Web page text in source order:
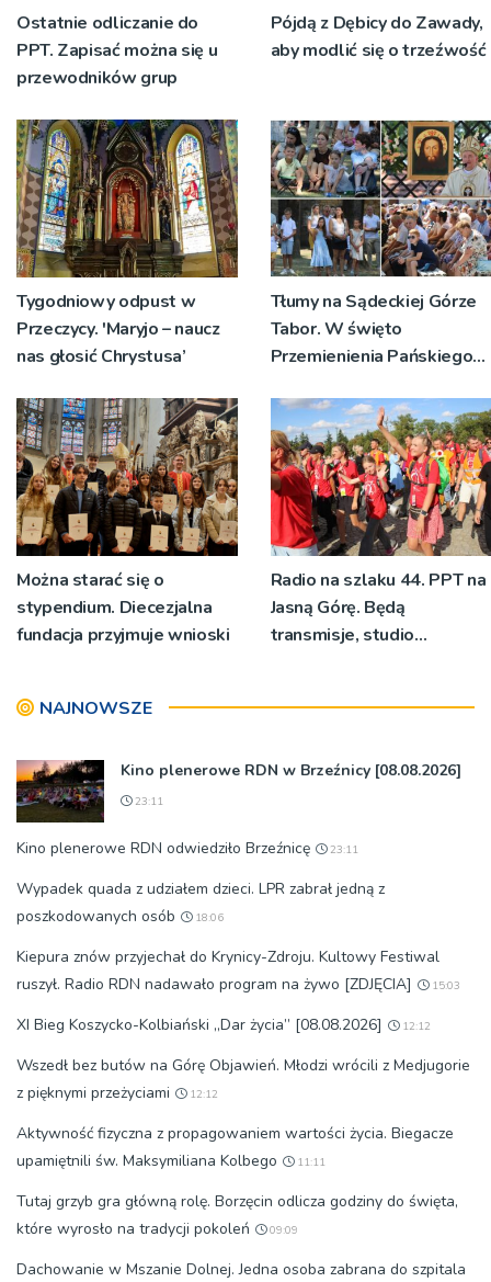
Ostatnie odliczanie do
PPT. Zapisać można się u
przewodników grup
Pójdą z Dębicy do Zawady,
aby modlić się o trzeźwość
Tygodniowy odpust w
Przeczycy. 'Maryjo – naucz
nas głosić Chrystusa’
Tłumy na Sądeckiej Górze
Tabor. W święto
Przemienienia Pańskiego
znaczeniu Sakramentów
[ZDJĘCIA]
Można starać się o
stypendium. Diecezjalna
fundacja przyjmuje wnioski
Radio na szlaku 44. PPT na
Jasną Górę. Będą
transmisje, studio
NAJNOWSZE
Kino plenerowe RDN w Brzeźnicy [08.08.2026]
23:11
Kino plenerowe RDN odwiedziło Brzeźnicę 23:11
Wypadek quada z udziałem dzieci. LPR zabrał jedną z
poszkodowanych osób
18:06
Kiepura znów przyjechał do Krynicy-Zdroju. Kultowy Festiwal
ruszył. Radio RDN nadawało program na żywo [ZDJĘCIA]
15:03
XI Bieg Koszycko-Kolbiański „Dar życia” [08.08.2026] 12:12
Wszedł bez butów na Górę Objawień. Młodzi wrócili z Medjugorie
z pięknymi przeżyciami
12:12
Aktywność fizyczna z propagowaniem wartości życia. Biegacze
upamiętnili św. Maksymiliana Kolbego
11:11
Tutaj grzyb gra główną rolę. Borzęcin odlicza godziny do święta,
które wyrosło na tradycji pokoleń
09:09
Dachowanie w Mszanie Dolnej. Jedna osoba zabrana do szpitala